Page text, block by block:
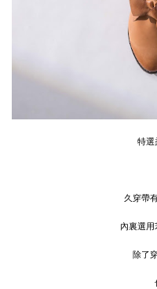
特選
久穿帶
內裏選
除了